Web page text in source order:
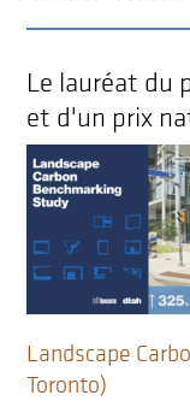
Le lauréat du
et d'un prix
Landscape
Toronto)